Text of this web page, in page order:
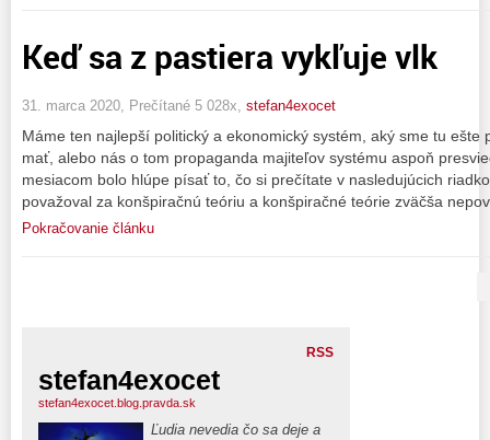
Keď sa z pastiera vykľuje vlk
31. marca 2020, Prečítané 5 028x, stefan4exocet
Máme ten najlepší politický a ekonomický systém, aký sme tu ešte
mať, alebo nás o tom propaganda majiteľov systému aspoň
mesiacom bolo hlúpe písať to, čo si prečítate v nasledujúcich
považoval za konšpiračnú teóriu a konšpiračné teórie zväčša
Pokračovanie článku
RSS
stefan4exocet
stefan4exocet.blog.pravda.sk
Ľudia nevedia čo sa deje a